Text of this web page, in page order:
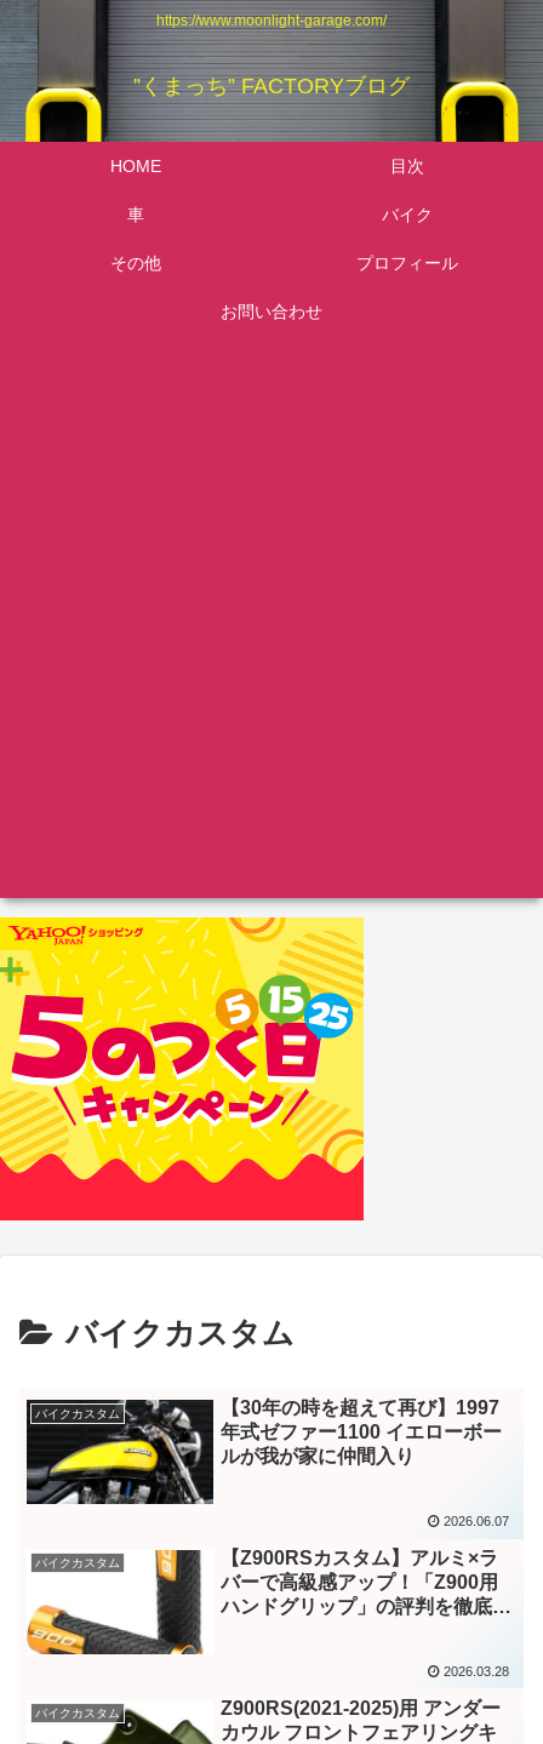
https://www.moonlight-garage.com/
”くまっち” FACTORYブログ
HOME 目次
車 バイク
その他 プロフィール
お問い合わせ
バイクカスタム
バイクカスタム
【30年の時を超えて再び】1997
年式ゼファー1100 イエローボー
ルが我が家に仲間入り
2026.06.07
バイクカスタム
【Z900RSカスタム】アルミ×ラ
バーで高級感アップ！「Z900用
ハンドグリップ」の評判を徹底調
2026.03.28
バイクカスタム
Z900RS(2021-2025)用 アンダー
カウル フロントフェアリングキ